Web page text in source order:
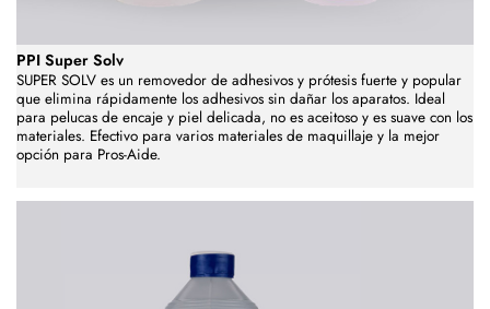
PPI Super Solv
SUPER SOLV es un removedor de adhesivos y prótesis fuerte y popular
que elimina rápidamente los adhesivos sin dañar los aparatos. Ideal
para pelucas de encaje y piel delicada, no es aceitoso y es suave con los
materiales. Efectivo para varios materiales de maquillaje y la mejor
opción para Pros-Aide.